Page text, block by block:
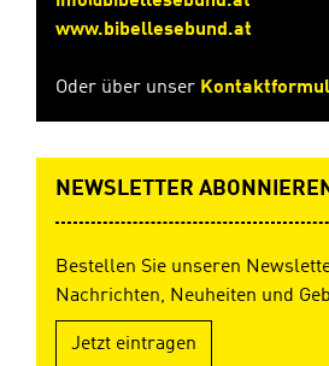
www.bibellesebund.at
Oder über unser
NEWSLETTER ABONNIEREN
Bestellen Sie unseren
Nachrichten, Neuheiten und
Jetzt eintragen